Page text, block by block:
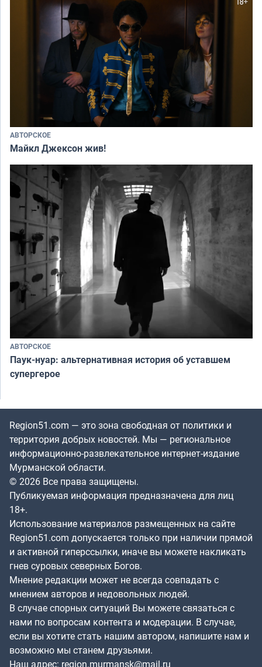
АВТОРСКОЕ
Майкл Джексон жив!
АВТОРСКОЕ
Паук-нуар: альтернативная история об уставшем
супергерое
Region51.com — это зона свободная от политики и
территория добрых новостей. Мы — региональное
информационно-развлекательное интернет-издание
Мурманской области.
© 2026 Все права защищены.
Публикуемая информация предназначена для лиц
18+.
Использование материалов размещенных на сайте
Region51.com допускается только при наличии прямой
и активной гиперссылки, иначе вы можете накликать
гнев суровых северных Богов.
Мнение редакции может не всегда совпадать с
мнением авторов и недовольных людей.
В случае спорных ситуаций Вы можете связаться с
нами по вопросам контента и модерации. В случае,
если вы хотите стать нашим автором, напишите нам и
возможно мы станем друзьями.
Наш адрес: region.murmansk@mail.ru